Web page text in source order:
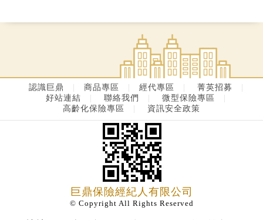
認識巨鼎 | 商品專區 | 經代專區 | 菁英招募
|
好站連結
| 聯絡我們 | 微型保險專區
|
高齡化保險專區
| 資訊安全政策
巨鼎保險經紀人有限公司
© Copyright All Rights Reserved